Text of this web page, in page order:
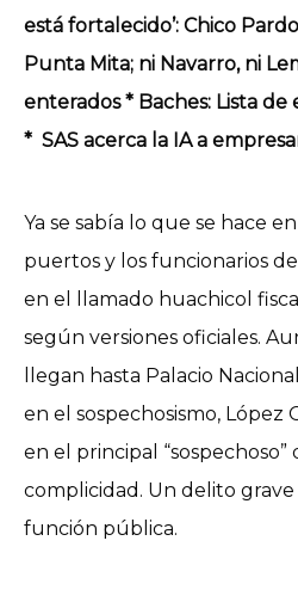
está fortalecido’: Chico
Punta Mita; ni Navarro, ni
enterados * Baches: Lista
* SAS acerca la IA a
Ya se sabía lo que se hace
puertos y los funcionarios
en el llamado huachicol
según versiones oficiales.
llegan hasta Palacio
en el sospechosismo, López
en el principal
complicidad. Un delito
función pública.